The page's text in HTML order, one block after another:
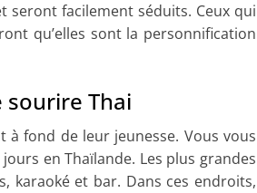
seront facilement séduits. Ceux qui
qu’elles sont la personnification
sourire Thai
à fond de leur jeunesse. Vous vous
en Thaïlande. Les plus grandes
karaoké et bar. Dans ces endroits,